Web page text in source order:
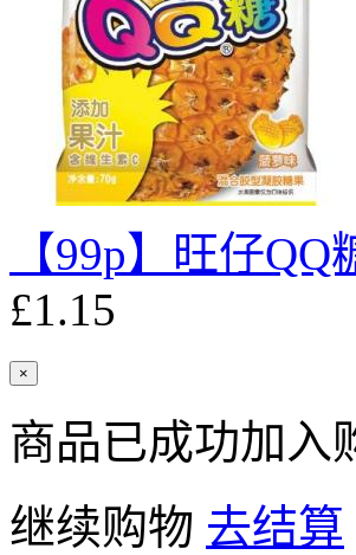
【99p】旺仔
£1.15
×
商品已成功加入
继续购物 去结算